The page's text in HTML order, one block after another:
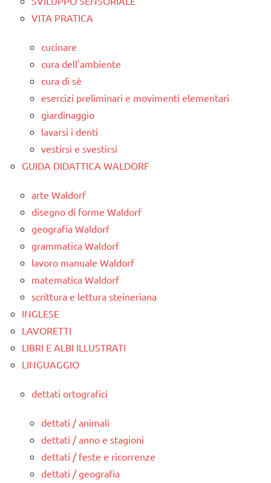
VITA PRATICA
cucinare
cura dell'ambiente
cura di sè
esercizi preliminari e movimenti elementari
giardinaggio
lavarsi i denti
vestirsi e svestirsi
GUIDA DIDATTICA WALDORF
arte Waldorf
disegno di forme Waldorf
geografia Waldorf
grammatica Waldorf
lavoro manuale Waldorf
matematica Waldorf
scrittura e lettura steineriana
INGLESE
LAVORETTI
LIBRI E ALBI ILLUSTRATI
LINGUAGGIO
dettati ortografici
dettati / animali
dettati / anno e stagioni
dettati / feste e ricorrenze
dettati / geografia